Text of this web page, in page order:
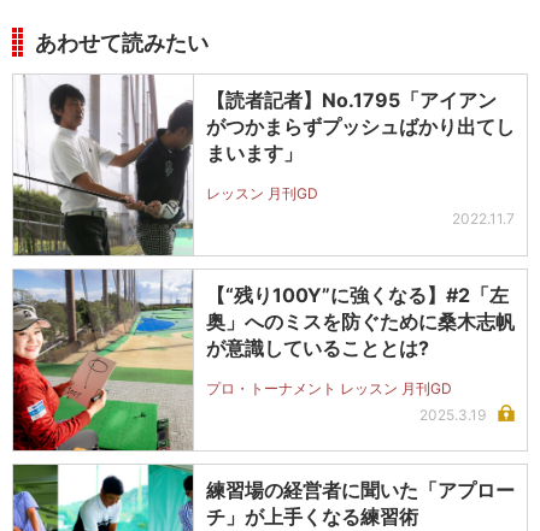
あわせて読みたい
【読者記者】No.1795「アイアン
がつかまらずプッシュばかり出てし
まいます」
レッスン 月刊GD
2022.11.7
【“残り100Y”に強くなる】#2「左
奥」へのミスを防ぐために桑木志帆
が意識していることとは?
プロ・トーナメント レッスン 月刊GD
2025.3.19
練習場の経営者に聞いた「アプロー
チ」が上手くなる練習術